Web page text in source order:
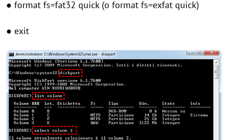
● format fs=fat32 quick (o format fs=exfat quick)
● exit